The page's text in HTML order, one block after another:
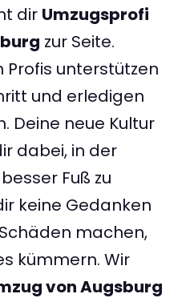
dir Umzugsprofi
zur Seite.
unterstützen
und erledigen
Deine neue Kultur
dabei, in der
Fuß zu
keine Gedanken
machen,
kümmern. Wir
von Augsburg